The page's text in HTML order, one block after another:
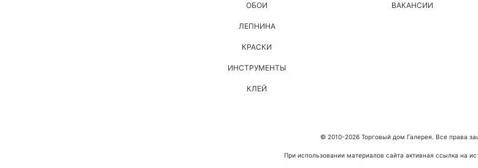
ОБОИ
ЛЕПНИНА
КРАСКИ
ИНСТРУМЕНТЫ
КЛЕЙ
ВАКАНСИИ
© 2010-2026 Торговый дом Галерея. Все права
При использовании материалов сайта активная ссылка на